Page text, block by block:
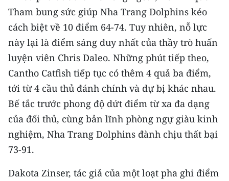
ENGLISH
中文
FRANÇAIS
РУССКИЙ
ESPAÑOL
한국어
Tham bung sức giúp Nha Trang Dolphins kéo
cách biệt về 10 điểm 64-74. Tuy nhiên, nỗ lực
này lại là điểm sáng duy nhất của thầy trò huấn
luyện viên Chris Daleo. Những phút tiếp theo,
Cantho Catfish tiếp tục có thêm 4 quả ba điểm,
tới từ 4 cầu thủ đánh chính và dự bị khác nhau.
Bế tắc trước phong độ dứt điểm từ xa đa dạng
của đối thủ, cùng bản lĩnh phòng ngự giàu kinh
nghiệm, Nha Trang Dolphins đành chịu thất bại
73-91.
Dakota Zinser, tác giả của một loạt pha ghi điểm